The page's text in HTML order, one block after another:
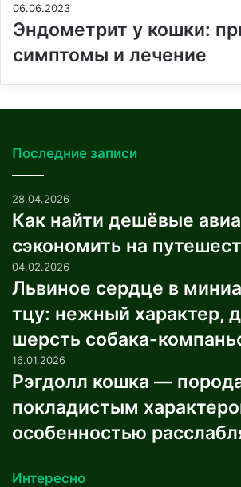
06.06.2023
Эндометрит у кошки:
симптомы и лечение
Последние записи
28.04.2026
Как найти дешёвые
сэкономить на
04.02.2026
Львиное сердце в
тцу: нежный характер,
шерсть собака-
16.01.2026
Рэгдолл кошка —
покладистым
особенностью
Интересно